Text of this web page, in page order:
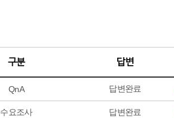
구분 답변
QnA 답변완료
수요조사 답변완료